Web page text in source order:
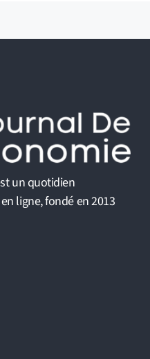
un quotidien
ligne, fondé en 2013